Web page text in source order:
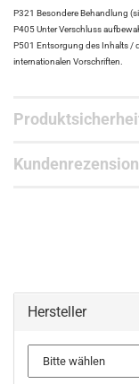
P321 Besondere Behandlung
P405 Unter Verschluss
P501 Entsorgung des Inhalts /
internationalen Vorschriften.
Hersteller